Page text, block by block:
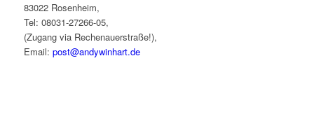
83022 Rosenheim,
Tel: 08031-27266-05,
(Zugang via Rechenauerstraße!),
Email: post@andywinhart.de